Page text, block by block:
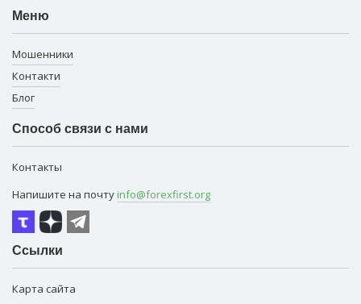
Меню
Мошенники
Контакти
Блог
Способ связи с нами
Контакты
Напишите на почту info@forexfirst.org
Ссылки
Карта сайта